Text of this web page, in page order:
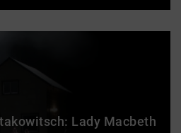
Lady Macbeth